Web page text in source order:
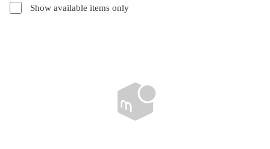
Show available items only